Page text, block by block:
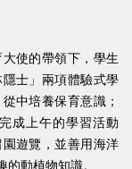
使的帶領下，學生
士」兩項體驗式學
中培養保育意識；
成上午的學習活動
遊覽，並善用海洋
動植物知識。